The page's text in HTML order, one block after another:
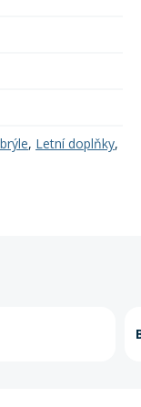
, Letní doplňky,